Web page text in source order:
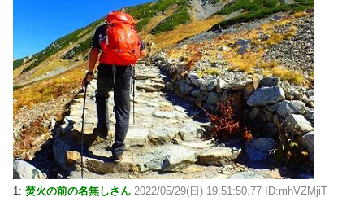
1: 焚火の前の名無しさん 2022/05/29(日) 19:51:50.77 ID:mhVZMjiT